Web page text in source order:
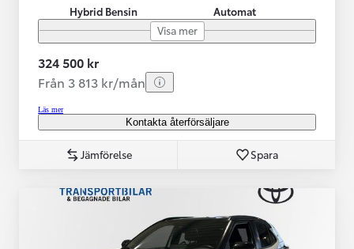
Hybrid Bensin
Automat
Visa mer
324 500 kr
Från 3 813 kr/mån
Läs mer
Kontakta återförsäljare
Jämförelse Spara